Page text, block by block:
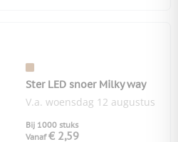
Ster LED snoer Milky way
V.a. woensdag 12 augustus
Bij 1000 stuks
Vanaf € 2,59